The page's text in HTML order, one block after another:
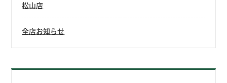
松山店
全店お知らせ